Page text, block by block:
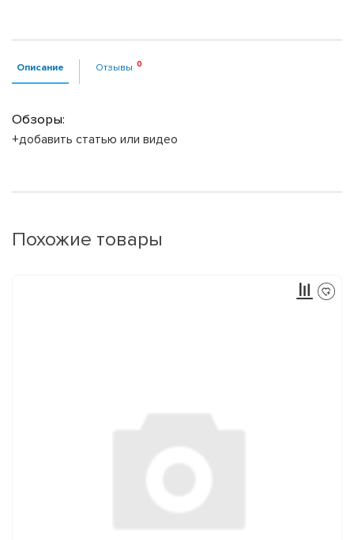
Описание Отзывы
Обзоры:
+добавить статью или видео
Похожие товары